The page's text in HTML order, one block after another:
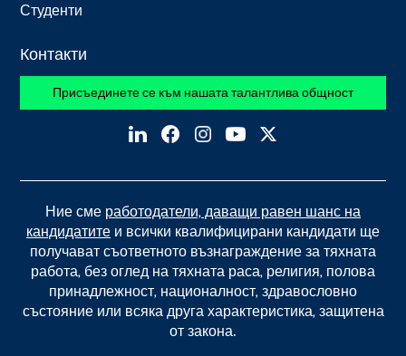
Студенти
Контакти
Присъединете се към нашата талантлива общност
Ние сме работодатели, даващи равен шанс на
кандидатите и всички квалифицирани кандидати ще
получават съответното възнаграждение за тяхната
работа, без оглед на тяхната раса, религия, полова
принадлежност, националност, здравословно
състояние или всяка друга характеристика, защитена
от закона.